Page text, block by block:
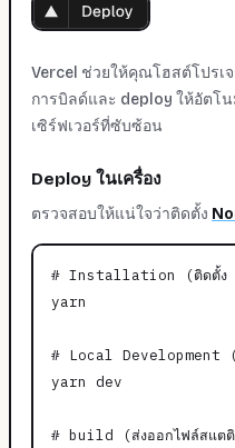
Vercel ช่วยให้คุณโฮสต์โปรเ
การบิลด์และ deploy ให้อัตโ
เซิร์ฟเวอร์ที่ซับซ้อน
Deploy ในเครื่อง
ตรวจสอบให้แน่ใจว่าติดตั้ง
# Installation (ติดตั้ง
yarn
# Local Development (
yarn dev
# build (ส่งออกไฟล์สแตติก